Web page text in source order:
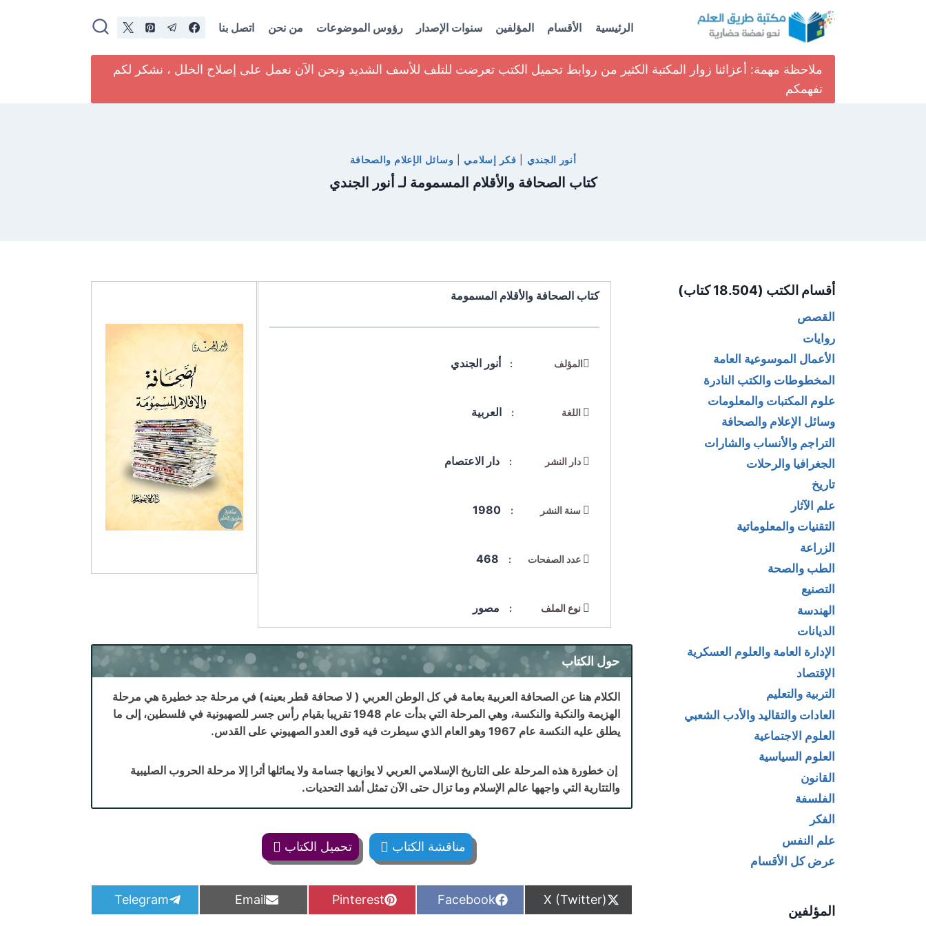
الرئيسية الأقسام المؤلفين سنوات الإصدار رؤوس الموضوعات من نحن اتصل بنا
ملاحظة مهمة: أعزائنا زوار المكتبة الكثير من روابط تحميل الكتب تعرضت للتلف للأسف الشديد ونحن الآن نعمل على إصلاح الخلل ، نشكر لكم
تفهمكم
أنور الجندي فكر إسلامي وسائل الإعلام والصحافة
كتاب الصحافة والأقلام المسمومة لـ أنور الجندي
كتاب الصحافة والأقلام المسمومة
المؤلف : أنور الجندي
اللغة : العربية
دار النشر : دار الاعتصام
سنة النشر : 1980
عدد الصفحات : 468
نوع الملف : مصور
حول الكتاب
الكلام هنا عن الصحافة العربية بعامة في كل الوطن العربي ( لا صحافة قطر بعينه) في مرحلة جد خطيرة هي مرحلة
الهزيمة والنكبة والنكسة، وهي المرحلة التي بدأت عام 1948 تقريبا بقيام رأس جسر للصهيونية في فلسطين، إلى ما
يطلق عليه النكسة عام 1967 وهو العام الذي سيطرت فيه قوى العدو الصهيوني على القدس.
إن خطورة هذه المرحلة على التاريخ الإسلامي العربي لا يوازيها جسامة ولا يماثلها أثرا إلا مرحلة الحروب الصليبية
والتتارية التي واجهها عالم الإسلام وما تزال حتى الآن تمثل أشد التحديات.
مناقشة الكتاب تحميل الكتاب
S
h
X (Twitter)
S
h
Facebook
S
h
Pinterest
S
h
Email
S
h
Telegram
أقسام الكتب (18.504 كتاب)
القصص
روايات
الأعمال الموسوعية العامة
المخطوطات والكتب النادرة
علوم المكتبات والمعلومات
وسائل الإعلام والصحافة
التراجم والأنساب والشارات
الجغرافيا والرحلات
تاريخ
علم الآثار
التقنيات والمعلوماتية
الزراعة
الطب والصحة
التصنيع
الهندسة
الديانات
الإدارة العامة والعلوم العسكرية
الإقتصاد
التربية والتعليم
العادات والتقاليد والأدب الشعبي
العلوم الاجتماعية
العلوم السياسية
القانون
الفلسفة
الفكر
علم النفس
عرض كل الأقسام
المؤلفين